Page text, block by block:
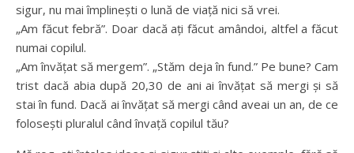
sigur, nu mai împlinești o lună de viață nici să vrei.
„Am făcut febră”. Doar dacă ați făcut amândoi, altfel a făcut
numai copilul.
„Am învățat să mergem”. „Stăm deja în fund.” Pe bune? Cam
trist dacă abia după 20,30 de ani ai învățat să mergi și să
stai în fund. Dacă ai învățat să mergi când aveai un an, de ce
folosești pluralul când învață copilul tău?